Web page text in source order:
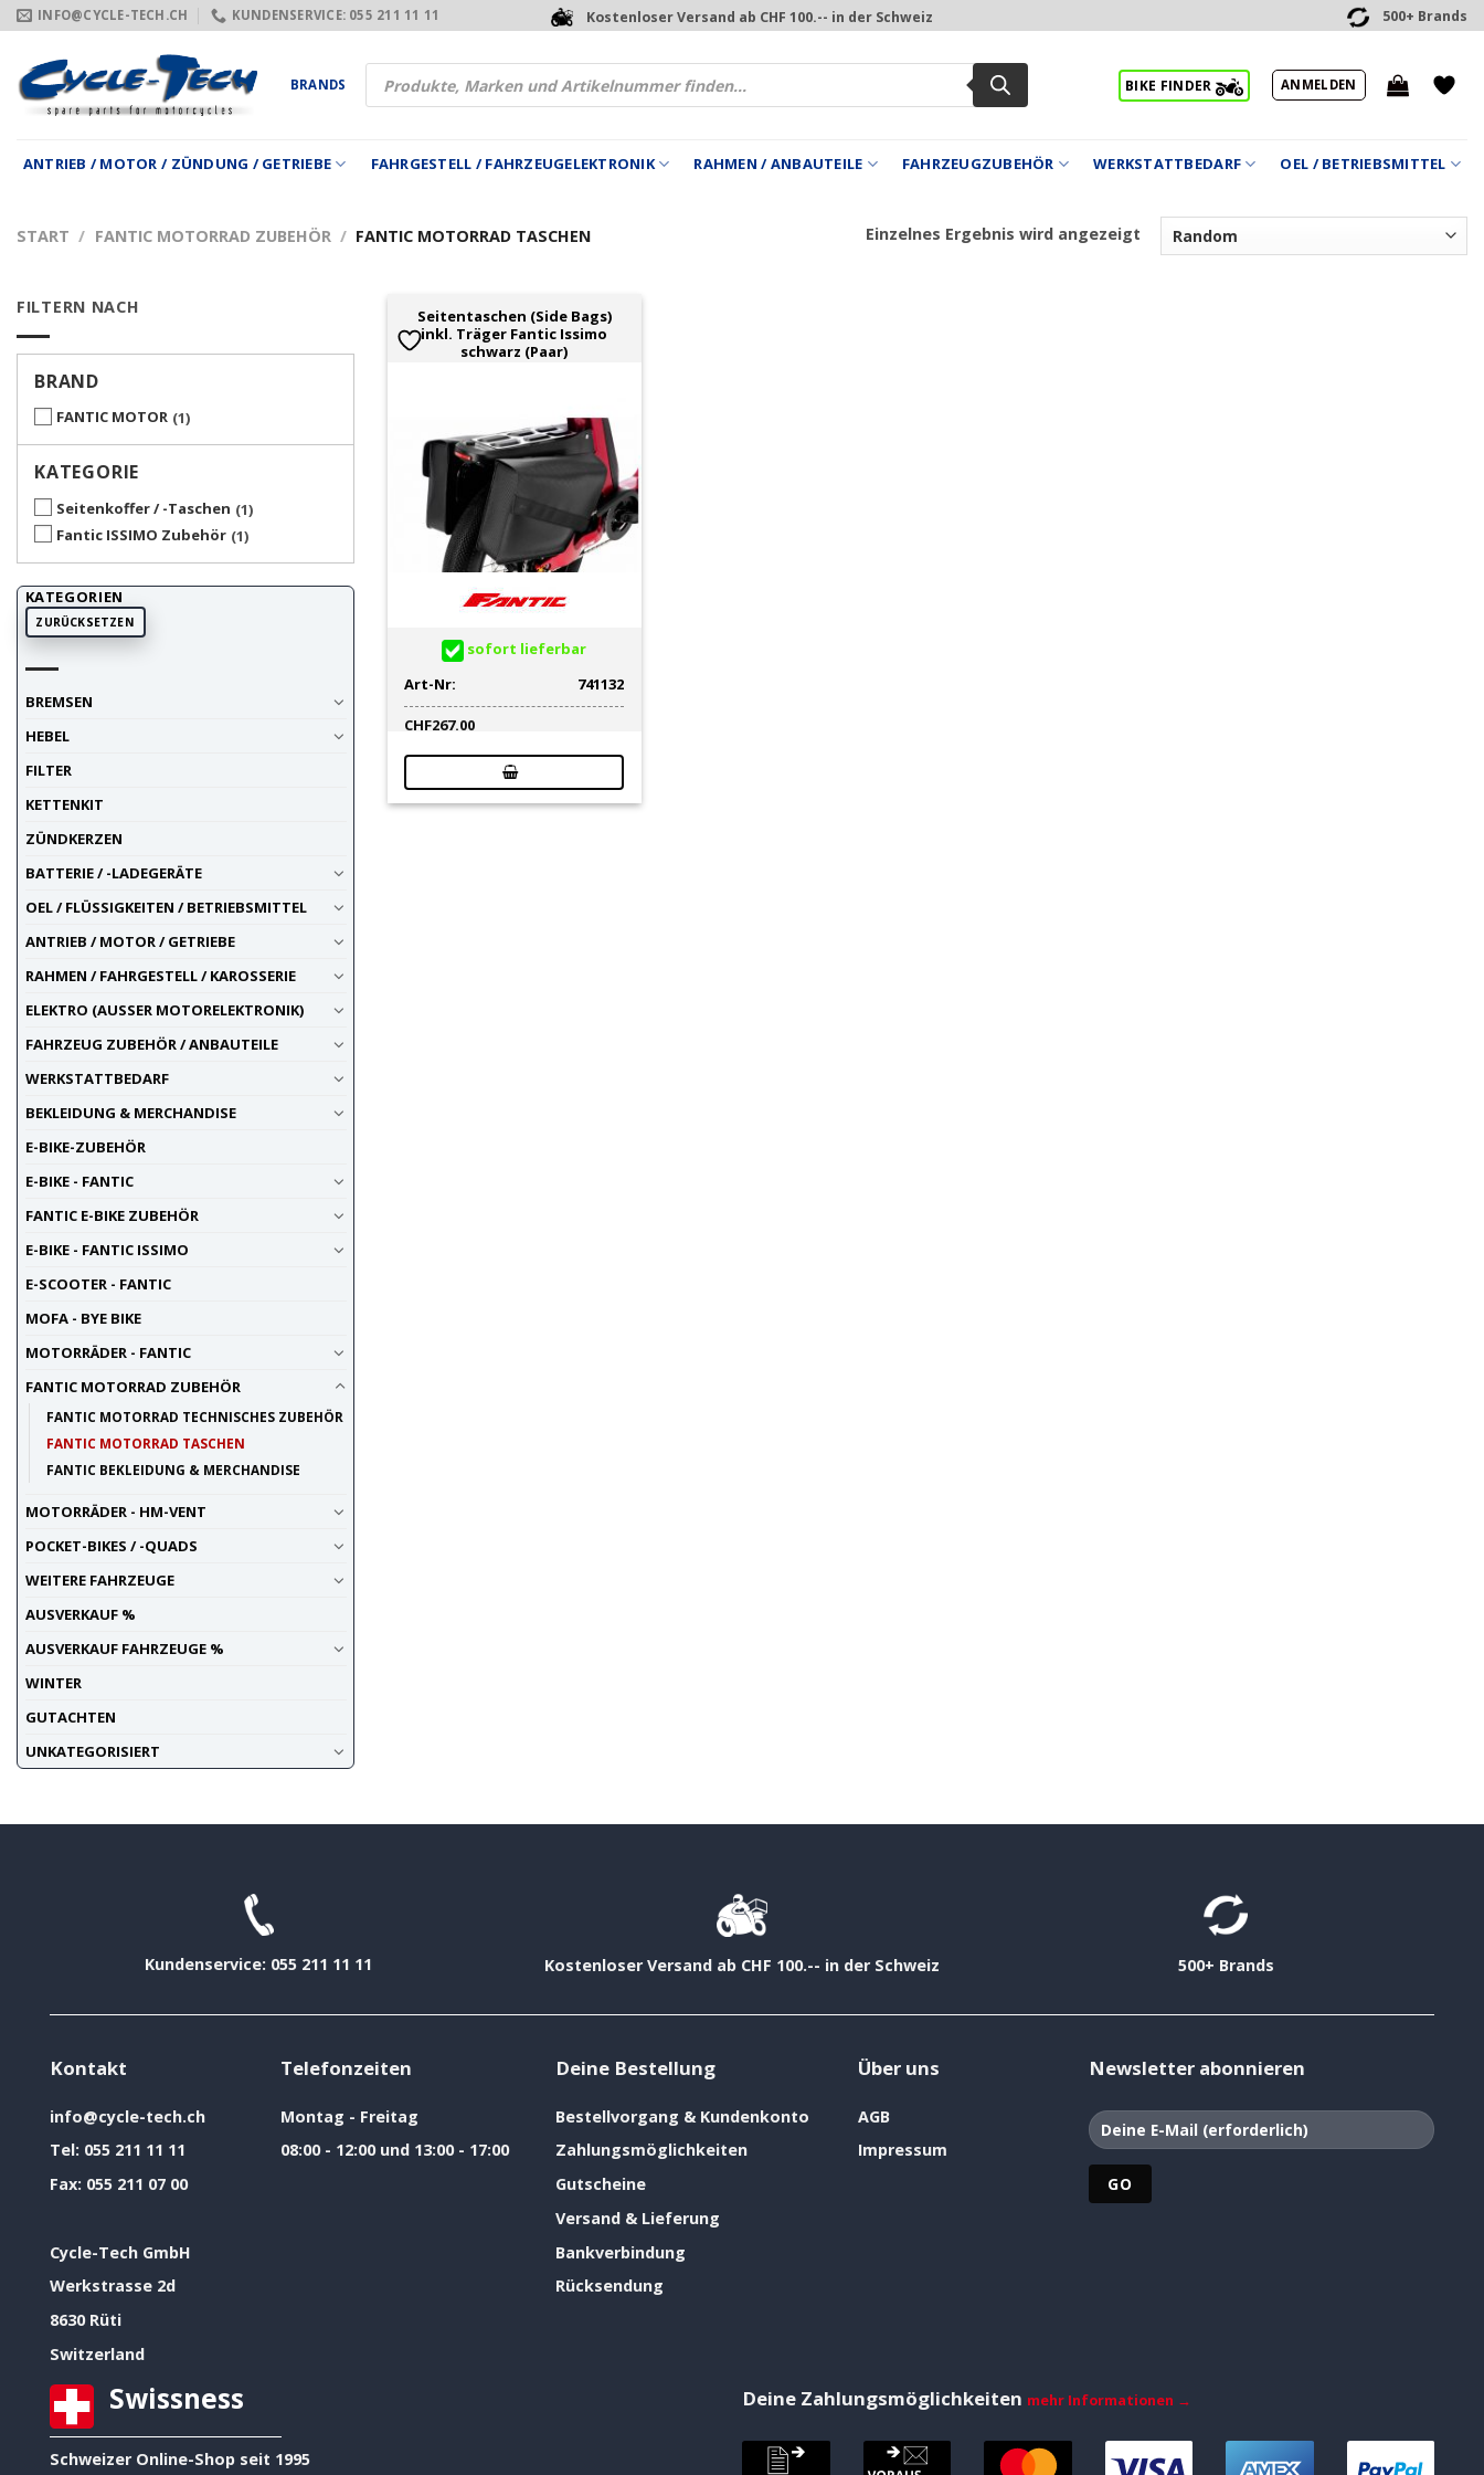
Zum
Inhalt
springen
INFO@CYCLE-TECH.CH KUNDENSERVICE: 055 211 11 11 Kostenloser Versand ab CHF 100.-- in der Schweiz 500+ Brands
BRANDS
Products
search
BIKE FINDER ANMELDEN
ANTRIEB / MOTOR / ZÜNDUNG / GETRIEBE FAHRGESTELL / FAHRZEUGELEKTRONIK RAHMEN / ANBAUTEILE FAHRZEUGZUBEHÖR WERKSTATTBEDARF OEL / BETRIEBSMITTEL
START / FANTIC MOTORRAD ZUBEHÖR / FANTIC MOTORRAD TASCHEN Einzelnes Ergebnis wird angezeigt
FILTERN NACH
BRAND
FANTIC MOTOR 1
KATEGORIE
Seitenkoffer / -Taschen 1
Fantic ISSIMO Zubehör 1
KATEGORIEN
ZURÜCKSETZEN
BREMSEN
HEBEL
FILTER
KETTENKIT
ZÜNDKERZEN
BATTERIE / -LADEGERÄTE
OEL / FLÜSSIGKEITEN / BETRIEBSMITTEL
ANTRIEB / MOTOR / GETRIEBE
RAHMEN / FAHRGESTELL / KAROSSERIE
ELEKTRO (AUSSER MOTORELEKTRONIK)
FAHRZEUG ZUBEHÖR / ANBAUTEILE
WERKSTATTBEDARF
BEKLEIDUNG & MERCHANDISE
E-BIKE-ZUBEHÖR
E-BIKE - FANTIC
FANTIC E-BIKE ZUBEHÖR
E-BIKE - FANTIC ISSIMO
E-SCOOTER - FANTIC
MOFA - BYE BIKE
MOTORRÄDER - FANTIC
FANTIC MOTORRAD ZUBEHÖR
FANTIC MOTORRAD TECHNISCHES ZUBEHÖR
FANTIC MOTORRAD TASCHEN
FANTIC BEKLEIDUNG & MERCHANDISE
MOTORRÄDER - HM-VENT
POCKET-BIKES / -QUADS
WEITERE FAHRZEUGE
AUSVERKAUF %
AUSVERKAUF FAHRZEUGE %
WINTER
GUTACHTEN
UNKATEGORISIERT
Seitentaschen (Side Bags)
inkl. Träger Fantic Issimo
schwarz (Paar)
sofort lieferbar
Art-Nr:
741132
CHF267.00
Kundenservice: 055 211 11 11 Kostenloser Versand ab CHF 100.-- in der Schweiz 500+ Brands
Kontakt
info@cycle-tech.ch
Tel: 055 211 11 11
Fax: 055 211 07 00
Cycle-Tech GmbH
Werkstrasse 2d
8630 Rüti
Switzerland
Telefonzeiten
Montag - Freitag
08:00 - 12:00 und 13:00 - 17:00
Deine Bestellung
Bestellvorgang & Kundenkonto
Zahlungsmöglichkeiten
Gutscheine
Versand & Lieferung
Bankverbindung
Rücksendung
Über uns
AGB
Impressum
Newsletter abonnieren
Swissness
Schweizer Online-Shop seit 1995
Deine Zahlungsmöglichkeiten mehr Informationen →